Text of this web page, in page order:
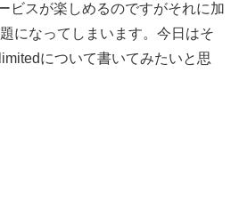
ビスが楽しめるのですがそれに加
になってしまいます。今日はそ
について書いてみたいと思